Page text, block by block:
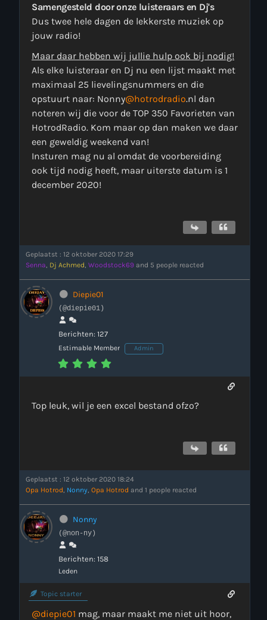
WAAR LUISTER JE NU NAAR
aanvragen. Klik in het menu op Verzoekjes.
Samengesteld door onze luisteraars en Dj's
Dus twee hele dagen de lekkerste muziek op
jouw radio!
Maar daar hebben wij jullie hulp ook bij nodig!
Als elke luisteraar en Dj nu een lijst maakt met
maximaal 25 lievelingsnummers en die
opstuurt naar: Nonny@hotrodradio.nl dan
noteren wij die voor de TOP 350 Favorieten van
HotrodRadio. Kom maar op dan maken we daar
een geweldig weekend van!
Insturen mag nu al omdat de voorbereiding
ook tijd nodig heeft, maar uiterste datum is 1
december 2020!
Geplaatst : 12 oktober 2020 17:29
Senna, Dj Achmed, Woodstock69 and 5 people reacted
Diepie01
(@diepie01)
Berichten: 127
Estimable Member Admin
Top leuk, wil je een excel bestand ofzo?
Geplaatst : 12 oktober 2020 18:24
Opa Hotrod, Nonny, Opa Hotrod and 1 people reacted
Nonny
(@non-ny)
Berichten: 158
Leden
Topic starter
@diepie01 mag, maar maakt me niet uit hoor,